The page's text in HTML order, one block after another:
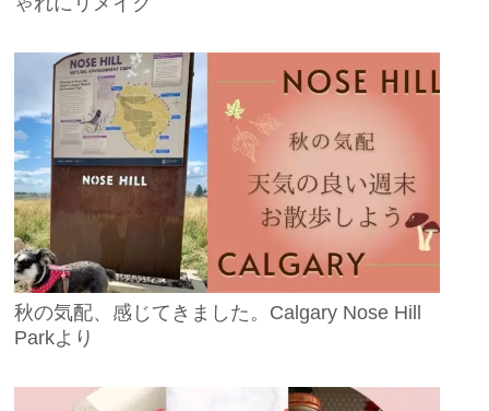
秋の気配、感じてきました。Calgary Nose Hill
Parkより